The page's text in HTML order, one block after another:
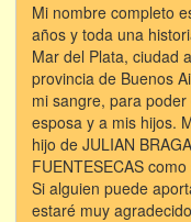
Mi nombre completo
años y toda una
Mar del Plata, ciudad
provincia de Buenos
mi sangre, para
esposa y a mis hijos.
hijo de JULIAN
FUENTESECAS
Si alguien puede
estaré muy